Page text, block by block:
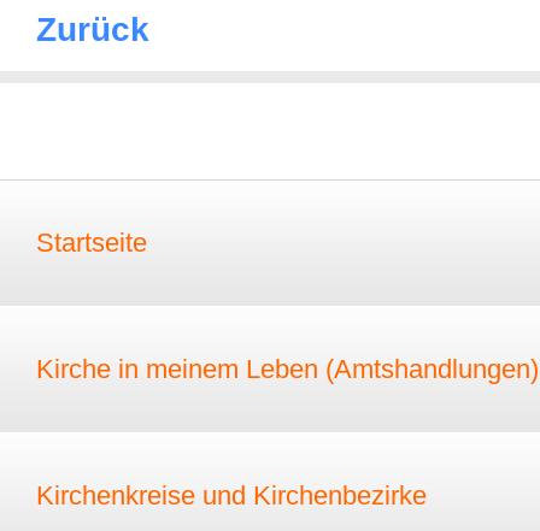
Zurück
Startseite
Kirche in meinem Leben (Amtshandlungen)
Kirchenkreise und Kirchenbezirke